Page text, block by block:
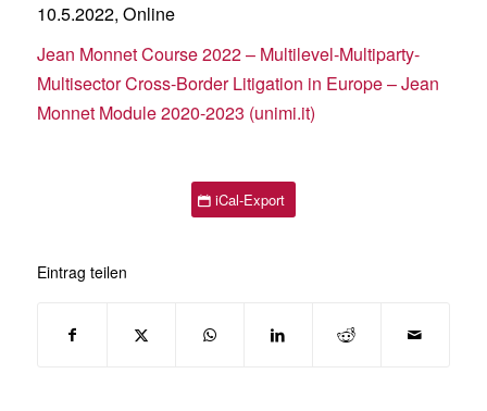
10.5.2022, Online
Jean Monnet Course 2022 – Multilevel-Multiparty-
Multisector Cross-Border Litigation in Europe – Jean
Monnet Module 2020-2023 (unimi.it)
iCal-Export
Eintrag teilen